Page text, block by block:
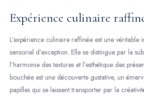
Expérience culinaire
L’expérience culinaire raffinée est une véritable
sensoriel d’exception. Elle se distingue par la
l’harmonie des textures et l’esthétique des
bouchée est une découverte gustative, un
papilles qui se laissent transporter par la